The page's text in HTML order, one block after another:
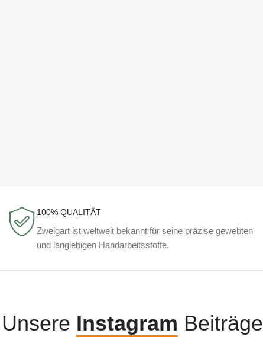
100% QUALITÄT
Zweigart ist weltweit bekannt für seine präzise gewebten
und langlebigen Handarbeitsstoffe.
Unsere Instagram Beiträge